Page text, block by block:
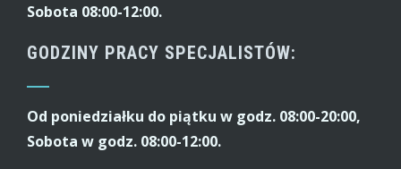
Sobota 08:00-12:00.
GODZINY PRACY SPECJALISTÓW:
Od poniedziałku do piątku w godz. 08:00-20:00,
Sobota w godz. 08:00-12:00.